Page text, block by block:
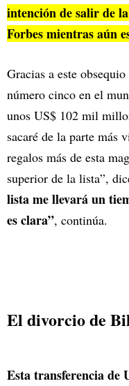
intención de salir de
Forbes mientras aún
Gracias a este
número cinco en el
unos US$ 102 mil
sacaré de la parte más
regalos más de esta
superior de la lista”,
lista me llevará un
es clara”, continúa.
El divorcio de
Esta transferencia de